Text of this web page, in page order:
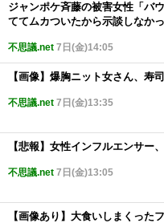
ジャンポケ斉藤の被害女性「バ
ててムカついたから示談しなか
不思議.net 7日(金)14:05
【画像】爆胸ニット女さん、寿
不思議.net 7日(金)13:35
【悲報】女性インフルエンサー
不思議.net 7日(金)13:05
【画像あり】大食いしまくった